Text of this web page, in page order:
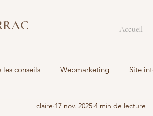
Accueil
les conseils Webmarketing Site
Analyse de données
claire 17 nov. 2025 4 min de lecture